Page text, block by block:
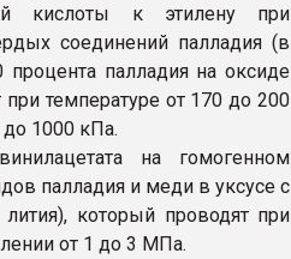
кислоты к этилену при
соединений палладия (в
палладия на оксиде
температуре от 170 до 200
1000 кПа.
на гомогенном
палладия и меди в уксусе с
который проводят при
от 1 до 3 МПа.